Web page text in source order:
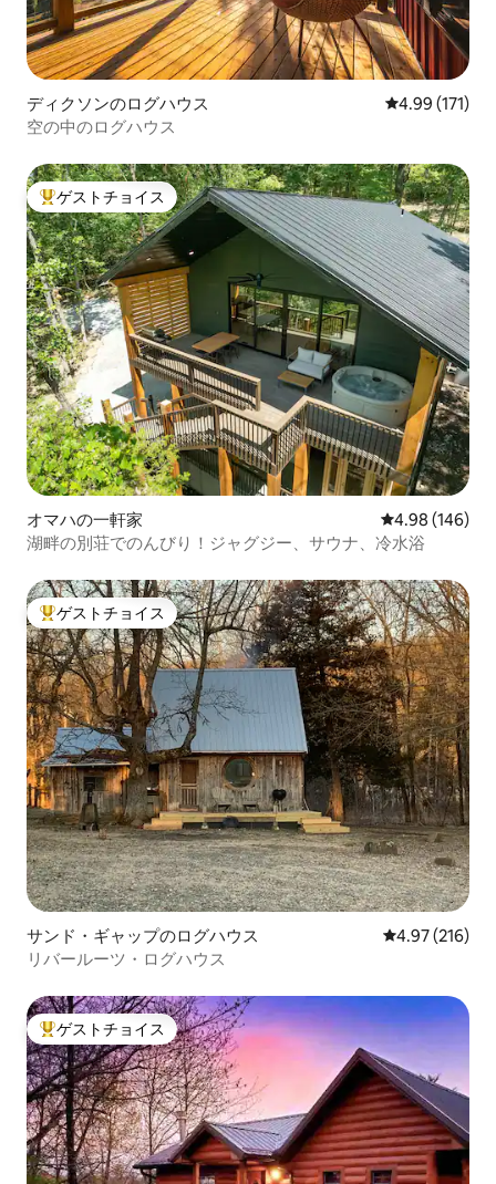
ディクソンのログハウス レビュー171
4.99 (171)
空の中のログハウス
大好評のゲストチョイスです。
ゲストチョイス
オマハの一軒家 レビュー146
4.98 (146)
湖畔の別荘でのんびり！ジャグジー、サウナ、冷水浴
大好評のゲストチョイスです。
ゲストチョイス
サンド・ギャップのログハウス レビュー216
4.97 (216)
リバールーツ・ログハウス
大好評のゲストチョイスです。
ゲストチョイス